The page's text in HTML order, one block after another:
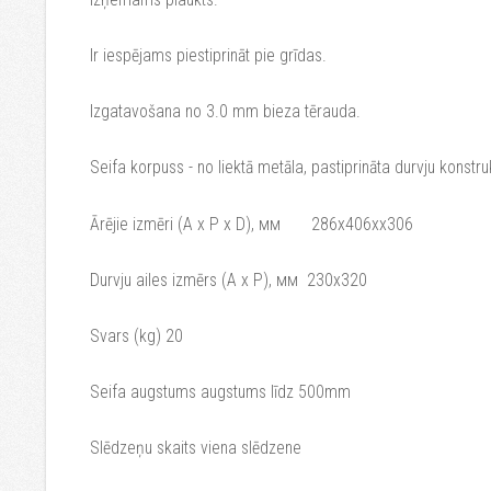
Ir iespējams piestiprināt pie grīdas.
Izgatavošana no 3.0 mm bieza tērauda.
Seifa korpuss - no liektā metāla, pastiprināta durvju
Ārējie izmēri (A x P x D), мм 286x406xx306
Durvju ailes izmērs (A x P), мм 230x320
Svars (kg) 20
Seifa augstums augstums līdz 500mm
Slēdzeņu skaits viena slēdzene